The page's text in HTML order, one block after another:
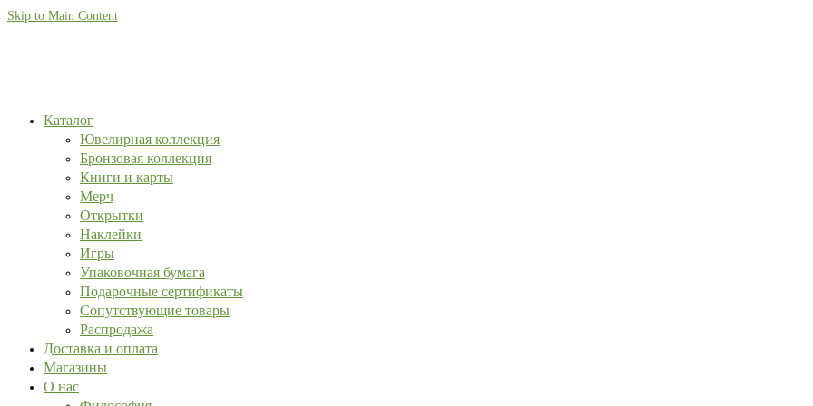
Skip to Main Content
Каталог
Ювелирная коллекция
Бронзовая коллекция
Книги и карты
Мерч
Открытки
Наклейки
Игры
Упаковочная бумага
Подарочные сертификаты
Сопутствующие товары
Распродажа
Доставка и оплата
Магазины
О нас